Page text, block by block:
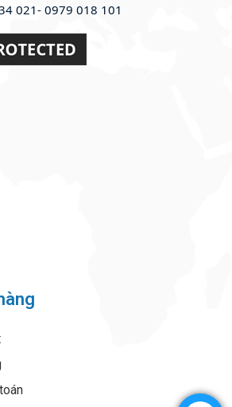
021- 0979 018 101